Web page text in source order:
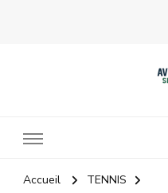
Accueil
TENNIS